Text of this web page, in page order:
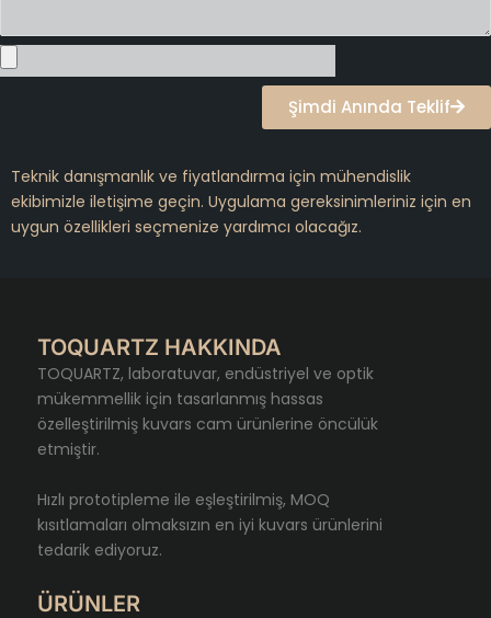
Şimdi Anında Teklif
Teknik danışmanlık ve fiyatlandırma için mühendislik
ekibimizle iletişime geçin. Uygulama gereksinimleriniz için en
uygun özellikleri seçmenize yardımcı olacağız.
TOQUARTZ HAKKINDA
TOQUARTZ, laboratuvar, endüstriyel ve optik
mükemmellik için tasarlanmış hassas
özelleştirilmiş kuvars cam ürünlerine öncülük
etmiştir.
Hızlı prototipleme ile eşleştirilmiş, MOQ
kısıtlamaları olmaksızın en iyi kuvars ürünlerini
tedarik ediyoruz.
ÜRÜNLER